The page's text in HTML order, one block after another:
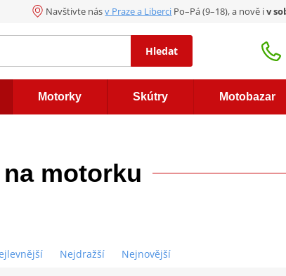
Navštivte násv Praze a Liberci Po–Pá (9–18), a nově iv
Hledat
Motorky Skútry Motobazar
motorku
Nejdražší Nejnovější